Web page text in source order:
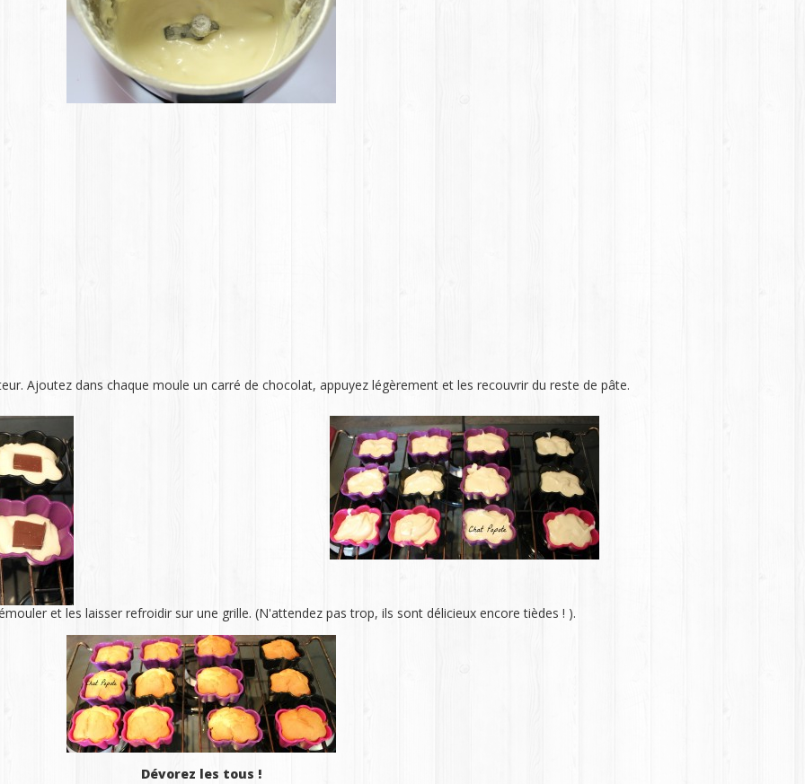
Ajoutez dans chaque moule un carré de chocolat, appuyez légèrement et les recouvrir du reste de pâte.
et les laisser refroidir sur une grille. (N'attendez pas trop, ils sont délicieux encore tièdes ! ).
Dévorez les tous !